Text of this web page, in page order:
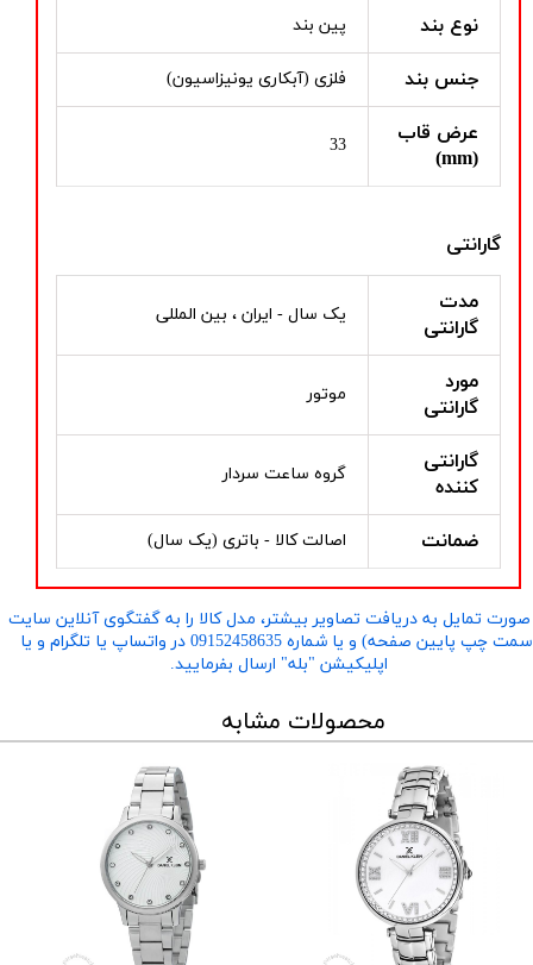
نوع بند پین بند
جنس بند فلزی (آبکاری یونیزاسیون)
عرض قاب
(mm)
33
گارانتی
مدت
گارانتی
یک سال - ایران ، بین المللی
مورد
گارانتی
موتور
گارانتی
کننده
گروه ساعت سردار
ضمانت اصالت کالا - باتری (یک سال)
تمایل به دریافت تصاویر بیشتر، مدل کالا را به گفتگوی آنلاین سایت
​​​​​​​(سمت چپ پایین صفحه) و یا شماره 09152458635 در واتساپ یا تلگرام و یا
اپلیکیشن "بله" ارسال بفرمایید.
محصولات مشابه